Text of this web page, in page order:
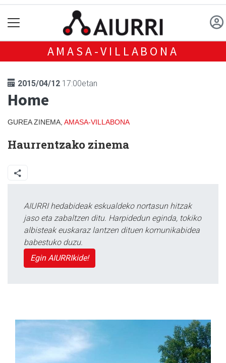
AMASA-VILLABONA
2015/04/12 17:00etan
Home
GUREA ZINEMA, AMASA-VILLABONA
Haurrentzako zinema
AIURRI hedabideak eskualdeko nortasun hitzak
jaso eta zabaltzen ditu. Harpidedun eginda, tokiko
albisteak euskaraz lantzen dituen komunikabidea
babestuko duzu.
Egin AIURRIkide!